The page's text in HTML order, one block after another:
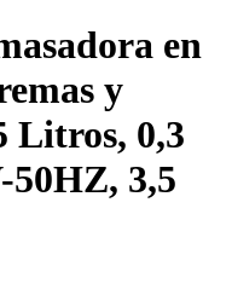
en
y
Litros, 0,3
50HZ, 3,5